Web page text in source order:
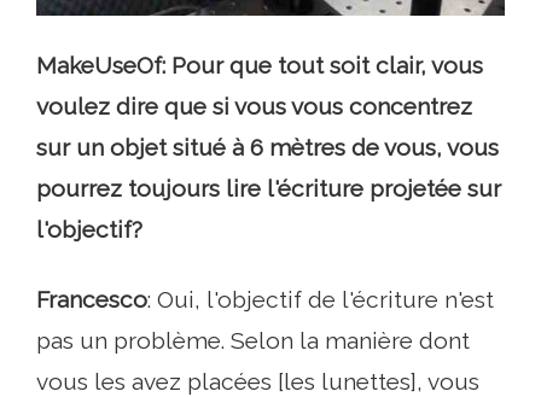
MakeUseOf: Pour que tout soit clair, vous
voulez dire que si vous vous concentrez
sur un objet situé à 6 mètres de vous, vous
pourrez toujours lire l'écriture projetée sur
l'objectif?
Francesco: Oui, l'objectif de l'écriture n'est
pas un problème. Selon la manière dont
vous les avez placées [les lunettes], vous